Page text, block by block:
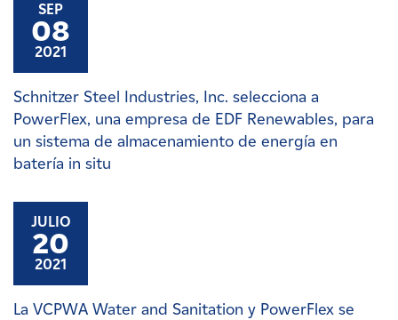
SEP
08
2021
Schnitzer Steel Industries, Inc. selecciona a
PowerFlex, una empresa de EDF Renewables, para
un sistema de almacenamiento de energía en
batería in situ
JULIO
20
2021
La VCPWA Water and Sanitation y PowerFlex se